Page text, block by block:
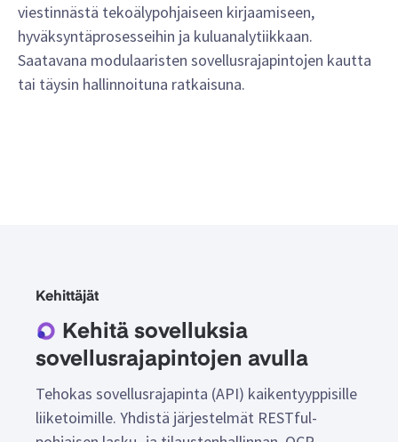
viestinnästä tekoälypohjaiseen kirjaamiseen,
hyväksyntäprosesseihin ja kuluanalytiikkaan.
Saatavana modulaaristen sovellusrajapintojen kautta
tai täysin hallinnoituna ratkaisuna.
Kehittäjät
Kehitä sovelluksia
sovellusrajapintojen avulla
Tehokas sovellusrajapinta (API) kaikentyyppisille
liiketoimille. Yhdistä järjestelmät RESTful-